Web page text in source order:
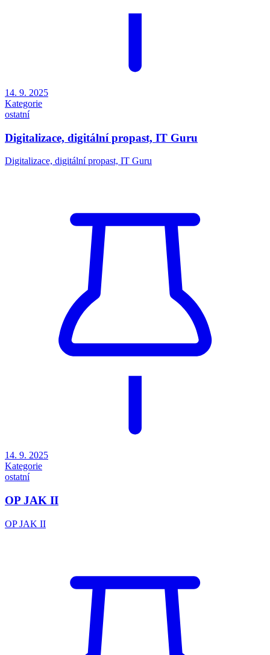
14. 9. 2025
Kategorie
ostatní
Digitalizace, digitální propast, IT Guru
Digitalizace, digitální propast, IT Guru
14. 9. 2025
Kategorie
ostatní
OP JAK II
OP JAK II